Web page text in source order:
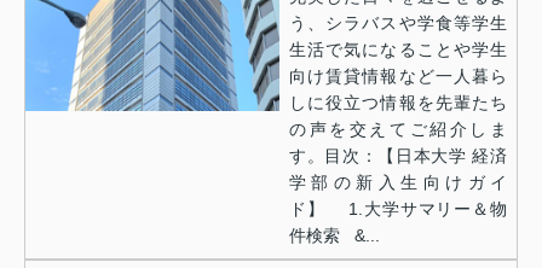
う、シラバスや学食等学生
生活で気になることや学生
向け賃貸情報など一人暮ら
しに役立つ情報を先輩たち
の声を交えてご紹介しま
す。目次：【日本大学 経済
学部の新入生向けガイ
ド】 1.大学サマリー＆物
件検索 &...